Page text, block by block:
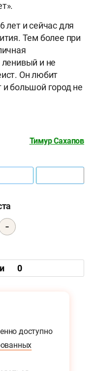
лет и сейчас для
Тем более при
и не
Он любит
большой город не
Тимур Сахапов
-
0
доступно